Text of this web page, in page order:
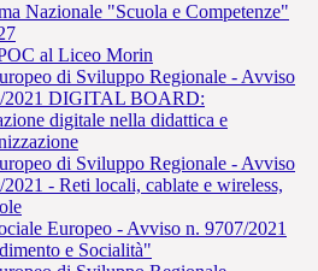
Nazionale "Scuola e Competenze"
al Liceo Morin
di Sviluppo Regionale - Avviso
2021 DIGITAL BOARD:
digitale nella didattica e
di Sviluppo Regionale - Avviso
- Reti locali, cablate e wireless,
Europeo - Avviso n. 9707/2021
e Socialità"